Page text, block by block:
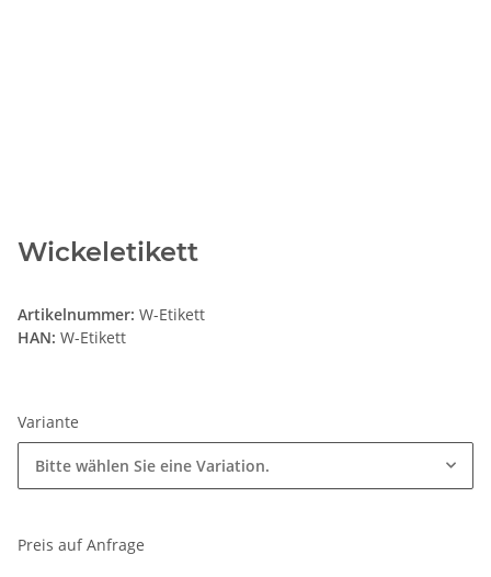
Wickeletikett
Artikelnummer: W-Etikett
HAN: W-Etikett
Variante
Bitte wählen Sie eine Variation.
Preis auf Anfrage